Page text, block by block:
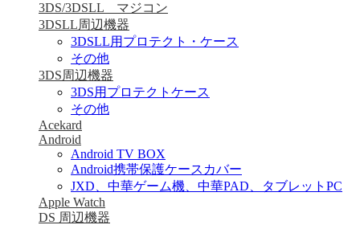
3DS/3DSLL マジコン
3DSLL周辺機器
3DSLL用プロテクト・ケース
その他
3DS周辺機器
3DS用プロテクトケース
その他
Acekard
Android
Android TV BOX
Android携帯保護ケースカバー
JXD、中華ゲーム機、中華PAD、タブレットPC
Apple Watch
DS 周辺機器